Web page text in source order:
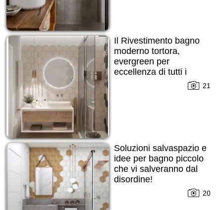
Il Rivestimento bagno
moderno tortora,
evergreen per
eccellenza di tutti i
21
Soluzioni salvaspazio e
idee per bagno piccolo
che vi salveranno dal
disordine!
20